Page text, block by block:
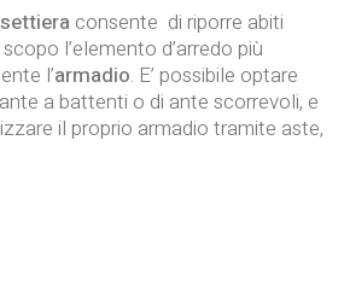
consente di riporre abiti
l’elemento d’arredo più
l’armadio. E’ possibile optare
a battenti o di ante scorrevoli, e
il proprio armadio tramite aste,